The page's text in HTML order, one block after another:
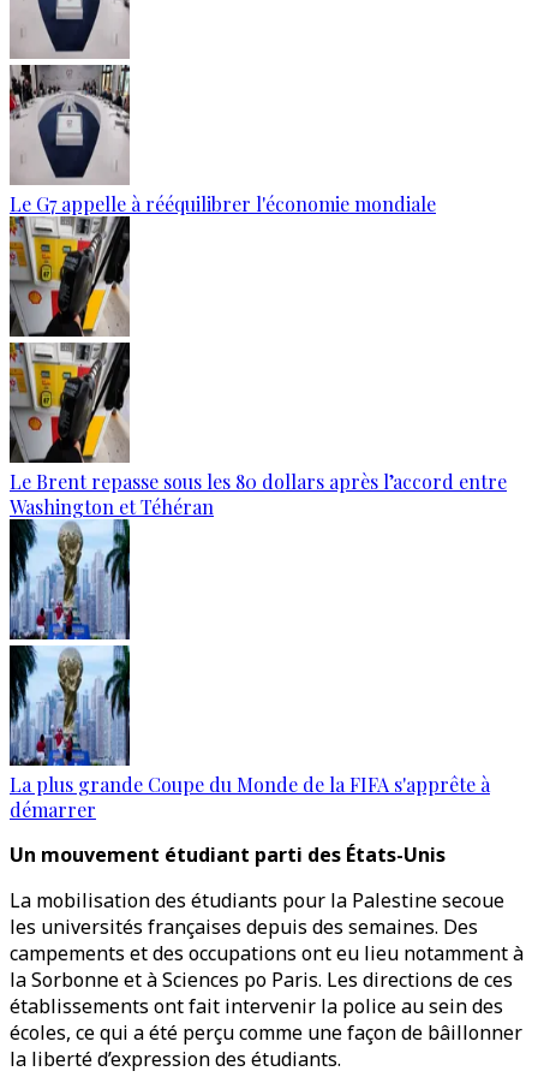
Le G7 appelle à rééquilibrer l'économie mondiale
Le Brent repasse sous les 80 dollars après l’accord entre
Washington et Téhéran
La plus grande Coupe du Monde de la FIFA s'apprête à
démarrer
Un mouvement étudiant parti des États-Unis
La mobilisation des étudiants pour la Palestine secoue
les universités françaises depuis des semaines. Des
campements et des occupations ont eu lieu notamment à
la Sorbonne et à Sciences po Paris. Les directions de ces
établissements ont fait intervenir la police au sein des
écoles, ce qui a été perçu comme une façon de bâillonner
la liberté d’expression des étudiants.